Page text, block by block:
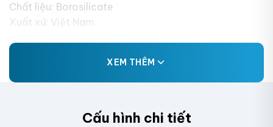
Chất liệu: Borosilicate
Xuất xứ: Việt Nam
XEM THÊM
Cấu hình chi tiết